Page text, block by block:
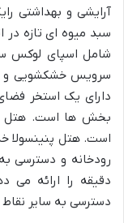
آرایشی و بهداشتی
سبد میوه ای تازه در
شامل اسپای لوکس
سرویس خشکشویی و
دارای یک استخر
بخش ها است. هتل
است. هتل پنینسولا
دقیقه را ارائه
دسترسی به سایر